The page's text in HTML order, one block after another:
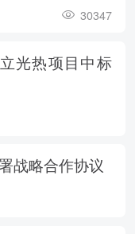
30347
光热项目中标
战略合作协议